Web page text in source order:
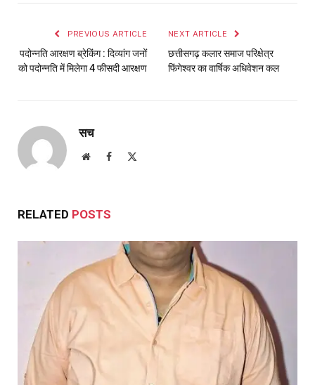
PREVIOUS ARTICLE
पदोन्नति आरक्षण ब्रेकिंग : दिव्यांग जनों
को पदोन्नति में मिलेगा 4 फीसदी आरक्षण
NEXT ARTICLE
छत्तीसगढ़ कलार समाज परिक्षेत्र
फिंगेश्वर का वार्षिक अधिवेशन कल
सच
WebsiteFacebook
RELATED POSTS